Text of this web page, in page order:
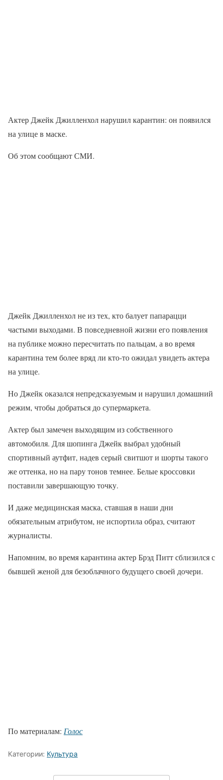
Актер Джейк Джилленхол нарушил карантин: он появился
на улице в маске.
Об этом сообщают СМИ.
Джейк Джилленхол не из тех, кто балует папарацци
частыми выходами. В повседневной жизни его появления
на публике можно пересчитать по пальцам, а во время
карантина тем более вряд ли кто-то ожидал увидеть актера
на улице.
Но Джейк оказался непредсказуемым и нарушил домашний
режим, чтобы добраться до супермаркета.
Актер был замечен выходящим из собственного
автомобиля. Для шопинга Джейк выбрал удобный
спортивный аутфит, надев серый свитшот и шорты такого
же оттенка, но на пару тонов темнее. Белые кроссовки
поставили завершающую точку.
И даже медицинская маска, ставшая в наши дни
обязательным атрибутом, не испортила образ, считают
журналисты.
Напомним, во время карантина актер Брэд Питт сблизился с
бывшей женой для безоблачного будущего своей дочери.
По материалам: Голос
Категории: Культура